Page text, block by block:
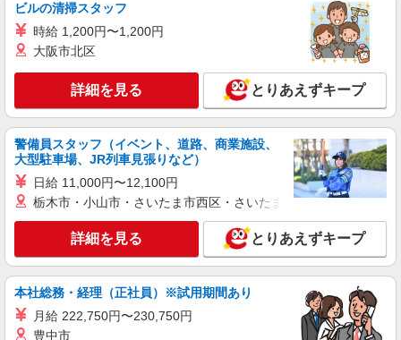
詳細を見る
株式会社トラストグロース 新宿本社 第3営業部
有料老人ホームでの看護師
格や経験などによる
埼玉県さいたま市西区
キープ 詳細を見る
株式会社トラストグロース 新宿本社 第3営業部
サービス付き高齢者向け住宅での看護師
時給：准看護師2000円〜/看護師2100円〜 ※資
格や経験などによる
ビルの清掃スタッフ
時給 1,200円〜1,200円
大阪市北区
詳細を見る とりあえずキープ
警備員スタッフ（イベント、道路、商業施設、
大型駐車場、JR列車見張りなど）
日給 11,000円〜12,100円
栃木市・小山市・さいたま市西区・さいたま市岩槻区・久喜市・
詳細を見る とりあえずキープ
本社総務・経理（正社員）※試用期間あり
月給 222,750円〜230,750円
豊中市